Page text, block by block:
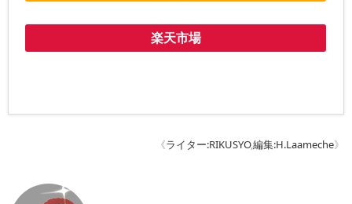
楽天市場
《ライター:RIKUSYO,編集:H.Laameche》